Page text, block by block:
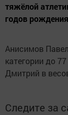
тяжёлой
годов
Анисимов
категории до
Дмитрий в
Следите за